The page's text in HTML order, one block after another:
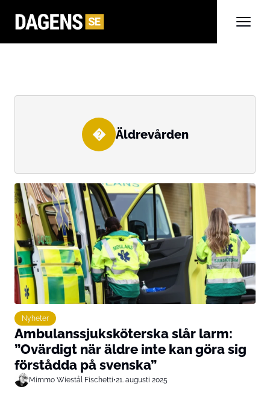
� Äldrevården
Nyheter
Ambulanssjuksköterska slår larm:
”Ovärdigt när äldre inte kan göra sig
förstådda på svenska”
Mimmo Wiestål Fischetti•21. augusti 2025